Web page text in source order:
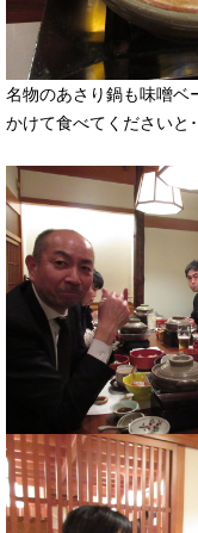
名物のあさり鍋も味噌ベ
かけて食べてくださいと